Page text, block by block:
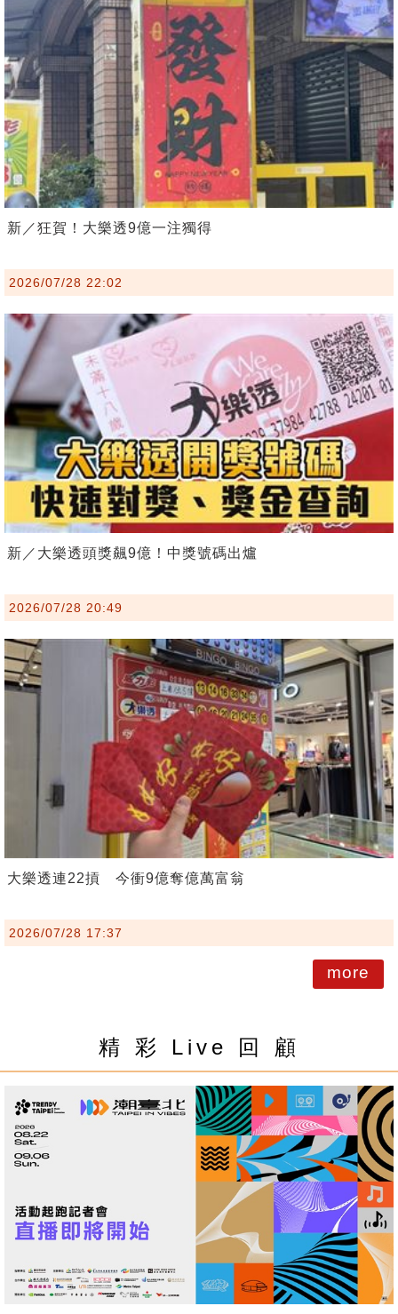
新／狂賀！大樂透9億一注獨得
2026/07/28 22:02
新／大樂透頭獎飆9億！中獎號碼出爐
2026/07/28 20:49
大樂透連22摃 今衝9億奪億萬富翁
2026/07/28 17:37
more
精 彩 Live 回 顧